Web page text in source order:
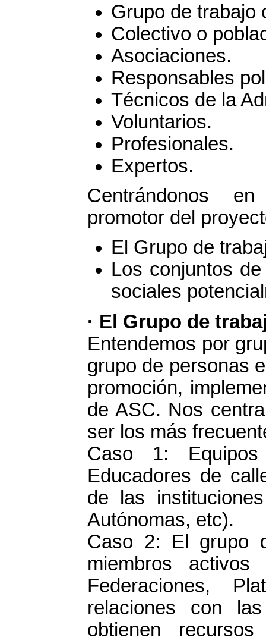
Grupo de trabajo
Colectivo o
Asociaciones.
Responsables
Técnicos de la
Voluntarios.
Profesionales.
Expertos.
Centrándonos
promotor del
El Grupo de
Los conjuntos
sociales
· El Grupo de
Entendemos por
grupo de personas
promoción,
de ASC. Nos
ser los más
Caso 1:
Educadores de
de las
Autónomas, etc).
Caso 2: El grupo
miembros activos
Federaciones,
relaciones con
obtienen